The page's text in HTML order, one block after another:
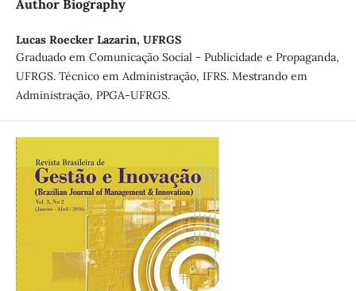
Author Biography
Lucas Roecker Lazarin, UFRGS
Graduado em Comunicação Social - Publicidade e Propaganda,
UFRGS. Técnico em Administração, IFRS. Mestrando em
Administração, PPGA-UFRGS.